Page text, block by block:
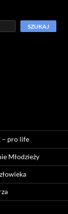
SZUKAJ
– pro life
Młodzieży